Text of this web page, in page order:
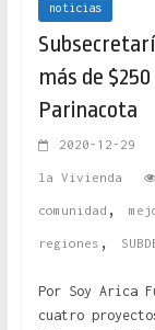
noticias
más de
Parinacota
2020-12-29
la Vivienda
comunidad ,
regiones ,
Por Soy Arica
cuatro